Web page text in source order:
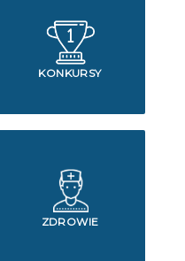
KONKURSY
ZDROWIE